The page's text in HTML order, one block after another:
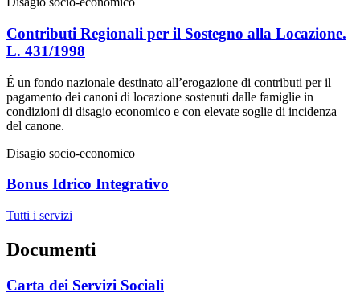
Contributi Regionali per il Sostegno alla Locazione.
L. 431/1998
É un fondo nazionale destinato all’erogazione di contributi per il
pagamento dei canoni di locazione sostenuti dalle famiglie in
condizioni di disagio economico e con elevate soglie di incidenza
del canone.
Disagio socio-economico
Bonus Idrico Integrativo
Tutti i servizi
Documenti
Carta dei Servizi Sociali